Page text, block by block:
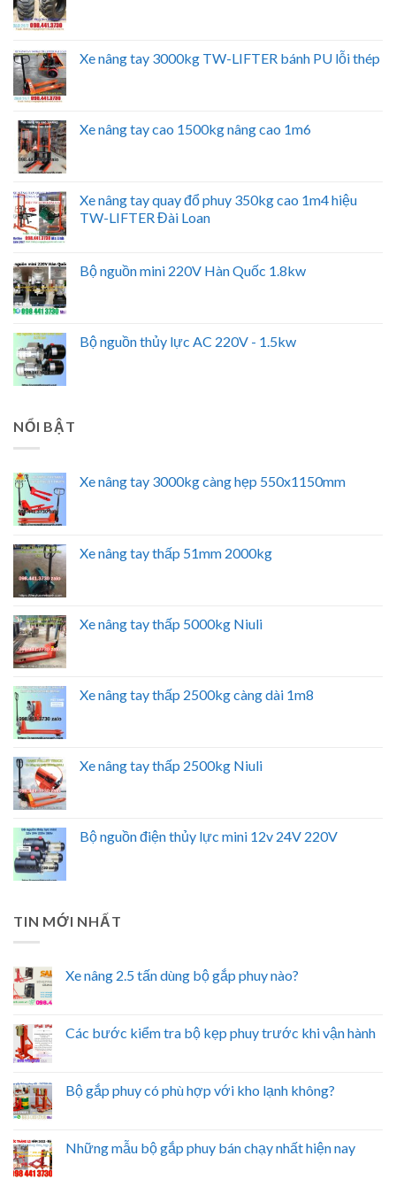
Xe nâng tay 3000kg TW-LIFTER bánh PU lỗi thép
Xe nâng tay cao 1500kg nâng cao 1m6
Xe nâng tay quay đổ phuy 350kg cao 1m4 hiệu
TW-LIFTER Đài Loan
Bộ nguồn mini 220V Hàn Quốc 1.8kw
Bộ nguồn thủy lực AC 220V - 1.5kw
NỔI BẬT
Xe nâng tay 3000kg càng hẹp 550x1150mm
Xe nâng tay thấp 51mm 2000kg
Xe nâng tay thấp 5000kg Niuli
Xe nâng tay thấp 2500kg càng dài 1m8
Xe nâng tay thấp 2500kg Niuli
Bộ nguồn điện thủy lực mini 12v 24V 220V
TIN MỚI NHẤT
Xe nâng 2.5 tấn dùng bộ gắp phuy nào?
Các bước kiểm tra bộ kẹp phuy trước khi vận hành
Bộ gắp phuy có phù hợp với kho lạnh không?
Những mẫu bộ gắp phuy bán chạy nhất hiện nay